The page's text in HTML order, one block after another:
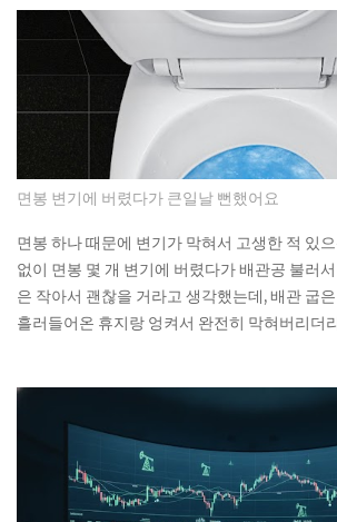
Price Range Above $70,000 Above
operating loss estimated by subtracting
operating gain from the $416M reported
Article data. Source: Article data: Lucid
financials U.S. EV sales fell 27% year over
moment federal tax credits were
ETFs built around the clean energy
as though that policy support was per...
면봉 변기에 버렸다가 큰일날 뻔했어요
면봉 하나 때문에 변기가 막혀서 고생한 적 있
없이 면봉 몇 개 변기에 버렸다가 배관공 불러
은 작아서 괜찮을 거라고 생각했는데, 배관 굽
흘러들어온 휴지랑 엉켜서 완전히 막혀버리더
예요. 처음엔 물이 천천히 내려가다가 어느 날
더라고요. 뚫어뻥으로 몇 번 시도해봤는데 소용
공한테 연락했더니 면봉이랑 물티슈가 엉켜있
봉뿐만 아니라 이런 것들도 변기에 버리면 안